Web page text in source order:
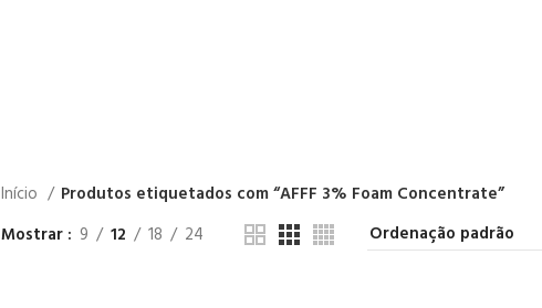
Início
Produtos etiquetados com “AFFF 3% Foam Concentrate”
Mostrar
9 12 18 24